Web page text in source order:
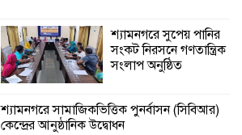
শ্যামনগরে সুপেয় পানির
সংকট নিরসনে গণতান্ত্রিক
সংলাপ অনুষ্ঠিত
শ্যামনগরে সামাজিকভিত্তিক পুনর্বাসন (সিবিআর)
কেন্দ্রের আনুষ্ঠানিক উদ্বোধন